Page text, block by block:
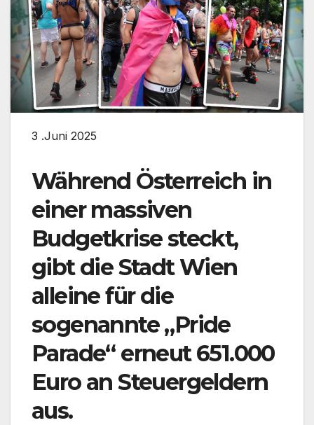
3 .Juni 2025
Während Österreich in
einer massiven
Budgetkrise steckt,
gibt die Stadt Wien
alleine für die
sogenannte „Pride
Parade“ erneut 651.000
Euro an Steuergeldern
aus.